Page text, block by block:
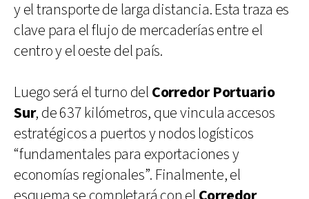
y el transporte de larga distancia. Esta traza es
clave para el flujo de mercaderías entre el
centro y el oeste del país.
Luego será el turno del Corredor Portuario
Sur, de 637 kilómetros, que vincula accesos
estratégicos a puertos y nodos logísticos
“fundamentales para exportaciones y
economías regionales”. Finalmente, el